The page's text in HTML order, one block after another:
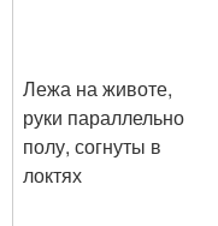
Лежа на животе,
руки параллельно
полу, согнуты в
локтях